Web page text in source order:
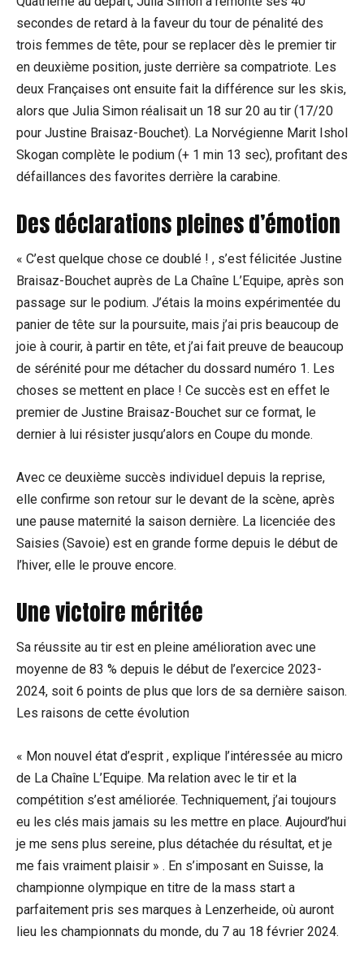
secondes de retard à la faveur du tour de pénalité des
trois femmes de tête, pour se replacer dès le premier tir
en deuxième position, juste derrière sa compatriote. Les
deux Françaises ont ensuite fait la différence sur les skis,
alors que Julia Simon réalisait un 18 sur 20 au tir (17/20
pour Justine Braisaz-Bouchet). La Norvégienne Marit Ishol
Skogan complète le podium (+ 1 min 13 sec), profitant des
défaillances des favorites derrière la carabine.
Des déclarations pleines d’émotion
« C’est quelque chose ce doublé ! , s’est félicitée Justine
Braisaz-Bouchet auprès de La Chaîne L’Equipe, après son
passage sur le podium. J’étais la moins expérimentée du
panier de tête sur la poursuite, mais j’ai pris beaucoup de
joie à courir, à partir en tête, et j’ai fait preuve de beaucoup
de sérénité pour me détacher du dossard numéro 1. Les
choses se mettent en place ! Ce succès est en effet le
premier de Justine Braisaz-Bouchet sur ce format, le
dernier à lui résister jusqu’alors en Coupe du monde.
Avec ce deuxième succès individuel depuis la reprise,
elle confirme son retour sur le devant de la scène, après
une pause maternité la saison dernière. La licenciée des
Saisies (Savoie) est en grande forme depuis le début de
l’hiver, elle le prouve encore.
Une victoire méritée
Sa réussite au tir est en pleine amélioration avec une
moyenne de 83 % depuis le début de l’exercice 2023-
2024, soit 6 points de plus que lors de sa dernière saison.
Les raisons de cette évolution
« Mon nouvel état d’esprit , explique l’intéressée au micro
de La Chaîne L’Equipe. Ma relation avec le tir et la
compétition s’est améliorée. Techniquement, j’ai toujours
eu les clés mais jamais su les mettre en place. Aujourd’hui
je me sens plus sereine, plus détachée du résultat, et je
me fais vraiment plaisir » . En s’imposant en Suisse, la
championne olympique en titre de la mass start a
parfaitement pris ses marques à Lenzerheide, où auront
lieu les championnats du monde, du 7 au 18 février 2024.